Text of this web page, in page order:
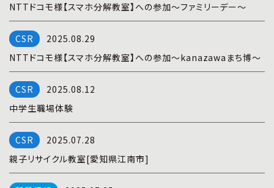
NTTドコモ様【スマホ分解教室】への参加～ファミリーデー～
2025.08.29
NTTドコモ様【スマホ分解教室】への参加～kanazawaまち博～
2025.08.12
中学生職場体験
2025.07.28
親子リサイクル教室[愛知県江南市]